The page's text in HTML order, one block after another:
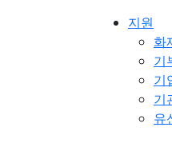
지원
화
기
기
기
유